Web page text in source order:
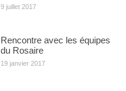
9 juillet 2017
Rencontre avec les équipes
du Rosaire
19 janvier 2017